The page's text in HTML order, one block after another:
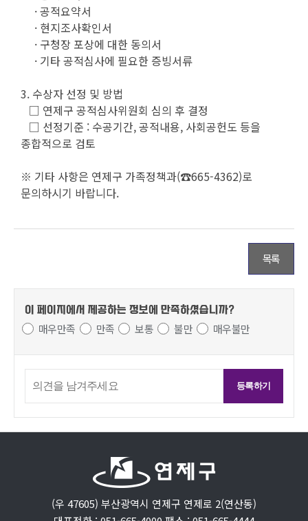
· 공적요약서
· 현지조사확인서
· 구청장 포상에 대한 동의서
· 기타 공적심사에 필요한 증빙서류
3. 수상자 선정 및 방법
□ 연제구 공적심사위원회 심의 후 결정
□ 선정기준 : 수공기간, 공적내용, 사회공헌도 등을
종합적으로 검토
※ 기타 사항은 연제구 가족정책과(☎665-4362)로
문의하시기 바랍니다.
목록
이 페이지에서 제공하는 정보에 만족하셨습니까?
매우만족 만족 보통 불만 매우불만
(우 47605) 부산광역시 연제구 연제로 2(연산동)